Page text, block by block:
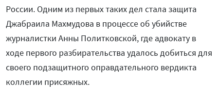
России. Одним из первых таких дел стала защита
Джабраила Махмудова в процессе об убийстве
журналистки Анны Политковской, где адвокату в
ходе первого разбирательства удалось добиться для
своего подзащитного оправдательного вердикта
коллегии присяжных.